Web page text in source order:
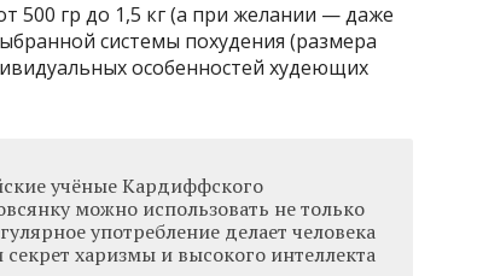
500 гр до 1,5 кг (а при желании — даже
системы похудения (размера
особенностей худеющих
учёные Кардиффского
можно использовать не только
употребление делает человека
харизмы и высокого интеллекта